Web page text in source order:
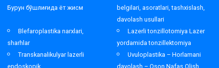
Бурун бўшлиғида ёт жисм
belgilari, asoratlari, tashxislash,
davolash usullari
Blefaroplastika narxlari,
sharhlar
Lazerli tonzillotomiya Lazer
yordamida tonzillektomiya
Transkanalikulyar lazerli
endoskopik
Uvuloplastika – Horlamani
davolash – Oson Nafas Olish